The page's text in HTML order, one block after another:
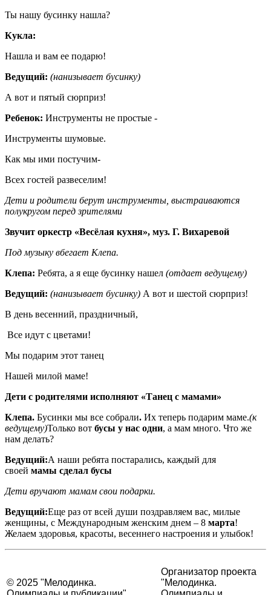
Ты нашу бусинку нашла?
Кукла:
Нашла и вам ее подарю!
Ведущий: (нанизывает бусинку)
А вот и пятый сюрприз!
Ребенок: Инструменты не простые -
Инструменты шумовые.
Как мы ими постучим-
Всех гостей развеселим!
Дети и родители берут инструменты, выстраиваются
полукругом перед зрителями
Звучит оркестр «Весёлая кухня», муз. Г. Вихаревой
Под музыку вбегает Клепа.
Клепа: Ребята, а я еще бусинку нашел (отдает ведущему)
Ведущий: (нанизывает бусинку) А вот и шестой сюрприз!
В день весенний, праздничный,
Все идут с цветами!
Мы подарим этот танец
Нашей милой маме!
Дети с родителями исполняют «Танец с мамами»
Клепа. Бусинки мы все собрали. Их теперь подарим маме.(к
ведущему)Только вот бусы у нас одни, а мам много. Что же
нам делать?
Ведущий:А наши ребята постарались, каждый для
своей мамы сделал бусы
Дети вручают мамам свои подарки.
Ведущий:Еще раз от всей души поздравляем вас, милые
женщины, с Международным женским днем – 8 марта!
Желаем здоровья, красоты, весеннего настроения и улыбок!
© 2025 "Мелодинка.
Организатор проекта
"Мелодинка.